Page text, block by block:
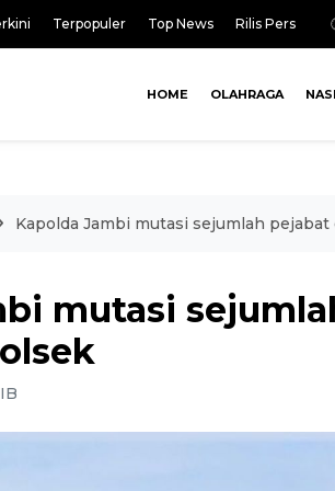
Terpopuler Top News Rilis Pers
HOME OLAHRAGA
Kapolda Jambi mutasi sejumlah
mutasi